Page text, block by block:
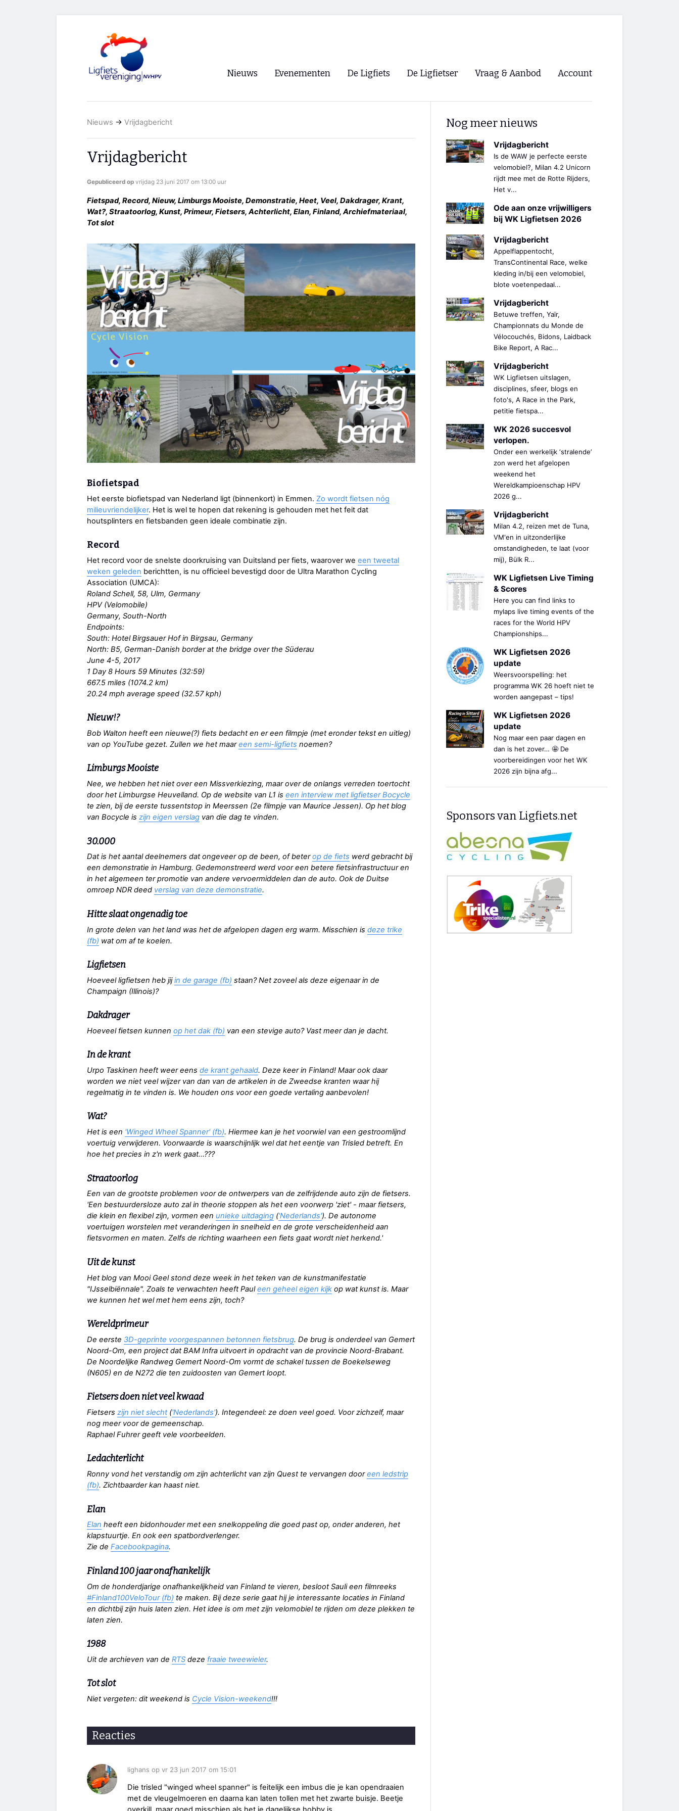
Nieuws Evenementen
WK Ligfietsen 2026
Oliebollentocht
De Ligfiets De Ligfietser
Ligfietsvereninging NVHPV
Lokale Fietsverenigingen
Forum ligfietsers.nl 🡺
Vraag & Aanbod Account
Nieuws → Vrijdagbericht
Vrijdagbericht
Gepubliceerd op vrijdag 23 juni 2017 om 13:00 uur
Fietspad, Record, Nieuw, Limburgs Mooiste, Demonstratie, Heet, Veel, Dakdrager, Krant,
Wat?, Straatoorlog, Kunst, Primeur, Fietsers, Achterlicht, Elan, Finland, Archiefmateriaal,
Tot slot
Biofietspad
Het eerste biofietspad van Nederland ligt (binnenkort) in Emmen. Zo wordt fietsen nóg
milieuvriendelijker. Het is wel te hopen dat rekening is gehouden met het feit dat
houtsplinters en fietsbanden geen ideale combinatie zijn.
Record
Het record voor de snelste doorkruising van Duitsland per fiets, waarover we een tweetal
weken geleden berichtten, is nu officieel bevestigd door de Ultra Marathon Cycling
Association (UMCA):
Roland Schell, 58, Ulm, Germany
HPV (Velomobile)
Germany, South-North
Endpoints:
South: Hotel Birgsauer Hof in Birgsau, Germany
North: B5, German-Danish border at the bridge over the Süderau
June 4-5, 2017
1 Day 8 Hours 59 Minutes (32:59)
667.5 miles (1074.2 km)
20.24 mph average speed (32.57 kph)
Nieuw!?
Bob Walton heeft een nieuwe(?) fiets bedacht en er een filmpje (met eronder tekst en uitleg)
van op YouTube gezet. Zullen we het maareen semi-ligfiets noemen?
Limburgs Mooiste
Nee, we hebben het niet over een Missverkiezing, maar over de onlangs verreden toertocht
door het Limburgse Heuvelland. Op de website van L1 is een interview met ligfietser Bocycle
te zien, bij de eerste tussentstop in Meerssen (2e filmpje van Maurice Jessen). Op het blog
van Bocycle is zijn eigen verslag van die dag te vinden.
30.000
Dat is het aantal deelnemers dat ongeveer op de been, of beterop de fiets werd gebracht bij
een demonstratie in Hamburg. Gedemonstreerd werd voor een betere fietsinfrastructuur en
in het algemeen ter promotie van andere vervoermiddelen dan de auto. Ook de Duitse
omroep NDR deed verslag van deze demonstratie.
Hitte slaat ongenadig toe
In grote delen van het land was het de afgelopen dagen erg warm. Misschien is deze trike
(fb) wat om af te koelen.
Ligfietsen
Hoeveel ligfietsen heb jijin de garage (fb) staan? Net zoveel als deze eigenaar in de
Champaign (Illinois)?
Dakdrager
Hoeveel fietsen kunnen op het dak (fb) van een stevige auto? Vast meer dan je dacht.
In de krant
Urpo Taskinen heeft weer eens de krant gehaald. Deze keer in Finland! Maar ook daar
worden we niet veel wijzer van dan van de artikelen in de Zweedse kranten waar hij
regelmatig in te vinden is. We houden ons voor een goede vertaling aanbevolen!
Wat?
Het is een 'Winged Wheel Spanner' (fb). Hiermee kan je het voorwiel van een gestroomlijnd
voertuig verwijderen. Voorwaarde is waarschijnlijk wel dat het eentje van Trisled betreft. En
hoe het precies in z'n werk gaat...???
Straatoorlog
Een van de grootste problemen voor de ontwerpers van de zelfrijdende auto zijn de fietsers.
'Een bestuurdersloze auto zal in theorie stoppen als het een voorwerp 'ziet' - maar fietsers,
die klein en flexibel zijn, vormen een unieke uitdaging ('Nederlands'). De autonome
voertuigen worstelen met veranderingen in snelheid en de grote verscheidenheid aan
fietsvormen en maten. Zelfs de richting waarheen een fiets gaat wordt niet herkend.'
Uit de kunst
Het blog van Mooi Geel stond deze week in het teken van de kunstmanifestatie
"IJsselbiënnale". Zoals te verwachten heeft Pauleen geheel eigen kijk op wat kunst is. Maar
we kunnen het wel met hem eens zijn, toch?
Wereldprimeur
De eerste 3D-geprinte voorgespannen betonnen fietsbrug. De brug is onderdeel van Gemert
Noord-Om, een project dat BAM Infra uitvoert in opdracht van de provincie Noord-Brabant.
De Noordelijke Randweg Gemert Noord-Om vormt de schakel tussen de Boekelseweg
(N605) en de N272 die ten zuidoosten van Gemert loopt.
Fietsers doen niet veel kwaad
Fietsers zijn niet slecht('Nederlands'). Integendeel: ze doen veel goed. Voor zichzelf, maar
nog meer voor de gemeenschap.
Raphael Fuhrer geeft vele voorbeelden.
Ledachterlicht
Ronny vond het verstandig om zijn achterlicht van zijn Quest te vervangen dooreen ledstrip
(fb). Zichtbaarder kan haast niet.
Elan
Elan heeft een bidonhouder met een snelkoppeling die goed past op, onder anderen, het
klapstuurtje. En ook een spatbordverlenger.
Zie de Facebookpagina.
Finland 100 jaar onafhankelijk
Om de honderdjarige onafhankelijkheid van Finland te vieren, besloot Sauli een filmreeks
#Finland100VeloTour (fb) te maken. Bij deze serie gaat hij je interessante locaties in Finland
en dichtbij zijn huis laten zien. Het idee is om met zijn velomobiel te rijden om deze plekken te
laten zien.
1988
Uit de archieven van de RTS deze fraaie tweewieler.
Tot slot
Niet vergeten: dit weekend is Cycle Vision-weekend!!!
Reacties
lighans op vr 23 jun 2017 om 15:01
Die trisled "winged wheel spanner" is feitelijk een imbus die je kan opendraaien
met de vleugelmoeren en daarna kan laten tollen met het zwarte buisje. Beetje
Nog meer nieuws
Vrijdagbericht
Is de WAW je perfecte eerste
velomobiel?, Milan 4.2 Unicorn
rijdt mee met de Rotte Rijders,
Het v...
Ode aan onze vrijwilligers
bij WK Ligfietsen 2026
Vrijdagbericht
Appelflappentocht,
TransContinental Race, welke
kleding in/bij een velomobiel,
blote voetenpedaal...
Vrijdagbericht
Betuwe treffen, Yaïr,
Championnats du Monde de
Vélocouchés, Bidons, Laidback
Bike Report, A Rac...
Vrijdagbericht
WK Ligfietsen uitslagen,
disciplines, sfeer, blogs en
foto's, A Race in the Park,
petitie fietspa...
WK 2026 succesvol
verlopen.
Onder een werkelijk ‘stralende’
zon werd het afgelopen
weekend het
Wereldkampioenschap HPV
2026 g...
Vrijdagbericht
Milan 4.2, reizen met de Tuna,
VM'en in uitzonderlijke
omstandigheden, te laat (voor
mij), Bülk R...
WK Ligfietsen Live Timing
& Scores
Here you can find links to
mylaps live timing events of the
races for the World HPV
Championships...
WK Ligfietsen 2026
update
Weersvoorspelling: het
programma WK 26 hoeft niet te
worden aangepast – tips!
WK Ligfietsen 2026
update
Nog maar een paar dagen en
dan is het zover… 🤩 De
voorbereidingen voor het WK
2026 zijn bijna afg...
Sponsors van Ligfiets.net